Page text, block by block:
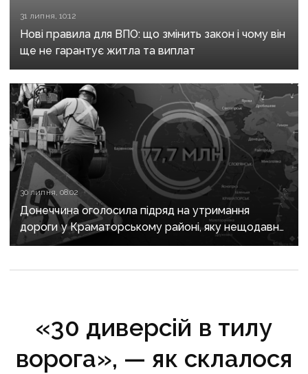
31 липня, 10:12
Нові правила для ВПО: що змінить закон і чому він
ще не гарантує житла та виплат
30 липня, 08:02
Донеччина оголосила підряд на утримання
дороги у Краматорському районі, яку нещодавно
вже ремонтували
«30 диверсій в тилу
ворога», — як склалося